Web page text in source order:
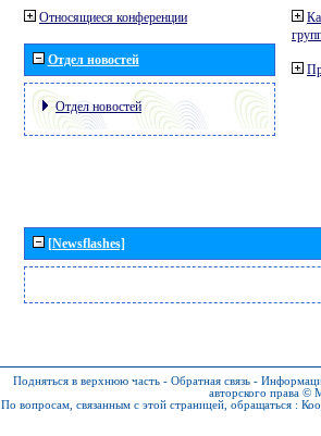
Относящиеся конференции
Отдел новостей
Отдел новостей
[Newsflashes]
Подняться в верхнюю часть - Обратная связь -
авторского права
По вопросам, связанным с этой страницей, обращаться :